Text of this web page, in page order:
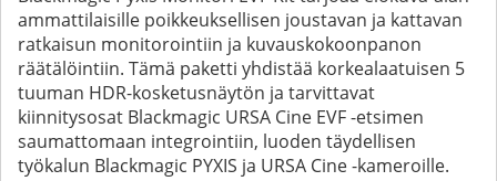
ammattilaisille poikkeuksellisen joustavan ja kattavan
ratkaisun monitorointiin ja kuvauskokoonpanon
räätälöintiin. Tämä paketti yhdistää korkealaatuisen 5
tuuman HDR-kosketusnäytön ja tarvittavat
kiinnitysosat Blackmagic URSA Cine EVF -etsimen
saumattomaan integrointiin, luoden täydellisen
työkalun Blackmagic PYXIS ja URSA Cine -kameroille.